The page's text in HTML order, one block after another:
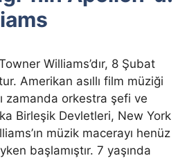
Williams’dır, 8 Şubat
Amerikan asıllı film müziği
zamanda orkestra şefi ve
Birleşik Devletleri, New York
müzik macerayı henüz
başlamıştır. 7 yaşında